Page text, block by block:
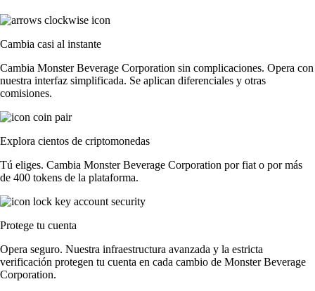
Cambia casi al instante
Cambia Monster Beverage Corporation sin complicaciones. Opera con
nuestra interfaz simplificada. Se aplican diferenciales y otras
comisiones.
Explora cientos de criptomonedas
Tú eliges. Cambia Monster Beverage Corporation por fiat o por más
de 400 tokens de la plataforma.
Protege tu cuenta
Opera seguro. Nuestra infraestructura avanzada y la estricta
verificación protegen tu cuenta en cada cambio de Monster Beverage
Corporation.